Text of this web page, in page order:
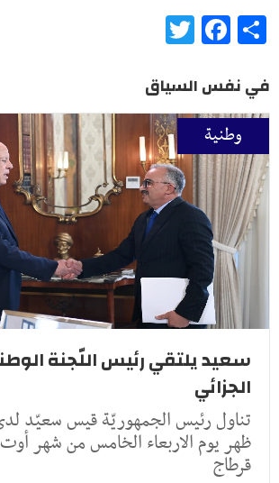
Share
Facebook
في نفس السياق
وطنية
سعيد يلتقي رئيس اللّجنة
الجزائي
تناول رئيس الجمهوريّة قيس سعيّد
ظهر يوم الاربعاء الخامس من شهر
قرطاج